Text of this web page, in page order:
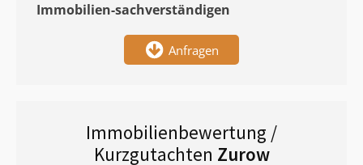
Immobilien-sachverständigen
Anfragen
Immobilienbewertung /
Kurzgutachten Zurow